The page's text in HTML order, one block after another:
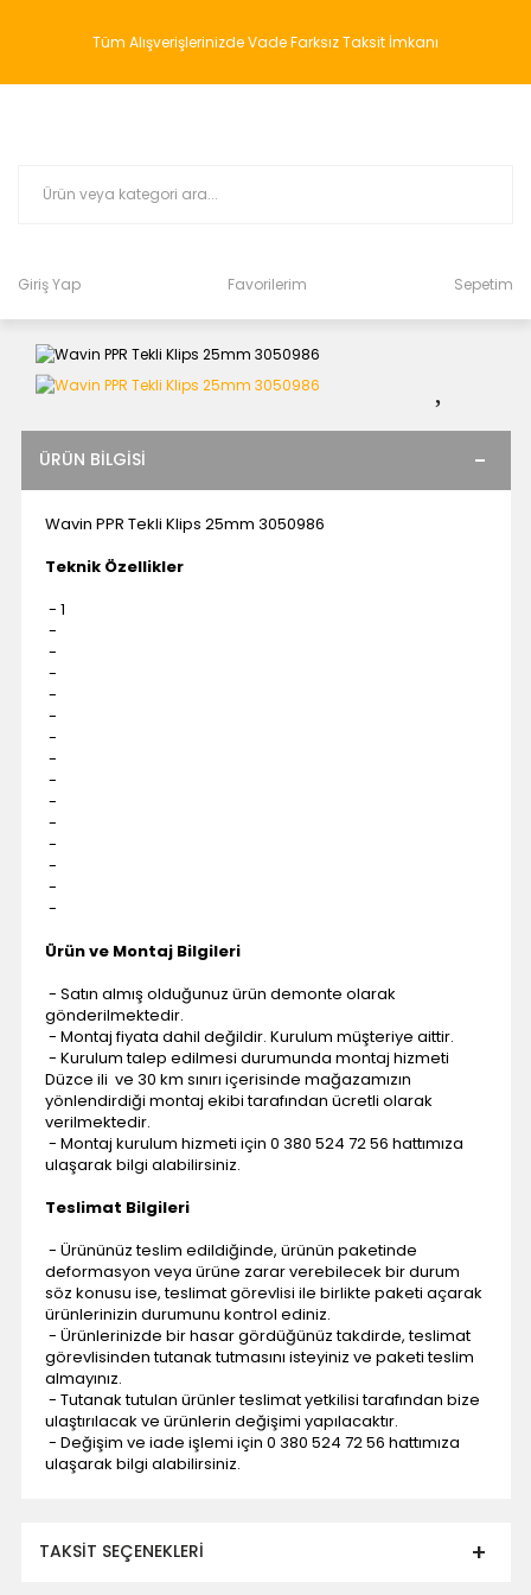
Tüm Alışverişlerinizde Vade Farksız Taksit İmkanı
Giriş Yap Favorilerim Sepetim
ÜRÜN BILGISI
Wavin PPR Tekli Klips 25mm 3050986
Teknik Özellikler
- 1
-
-
-
-
-
-
-
-
-
-
-
-
-
-
Ürün ve Montaj Bilgileri
- Satın almış olduğunuz ürün demonte olarak
gönderilmektedir.
- Montaj fiyata dahil değildir. Kurulum müşteriye aittir.
- Kurulum talep edilmesi durumunda montaj hizmeti
Düzce ili ve 30 km sınırı içerisinde mağazamızın
yönlendirdiği montaj ekibi tarafından ücretli olarak
verilmektedir.
- Montaj kurulum hizmeti için 0 380 524 72 56 hattımıza
ulaşarak bilgi alabilirsiniz.
Teslimat Bilgileri
- Ürününüz teslim edildiğinde, ürünün paketinde
deformasyon veya ürüne zarar verebilecek bir durum
söz konusu ise, teslimat görevlisi ile birlikte paketi açarak
ürünlerinizin durumunu kontrol ediniz.
- Ürünlerinizde bir hasar gördüğünüz takdirde, teslimat
görevlisinden tutanak tutmasını isteyiniz ve paketi teslim
almayınız.
- Tutanak tutulan ürünler teslimat yetkilisi tarafından bize
ulaştırılacak ve ürünlerin değişimi yapılacaktır.
- Değişim ve iade işlemi için 0 380 524 72 56 hattımıza
ulaşarak bilgi alabilirsiniz.
TAKSIT SEÇENEKLERI